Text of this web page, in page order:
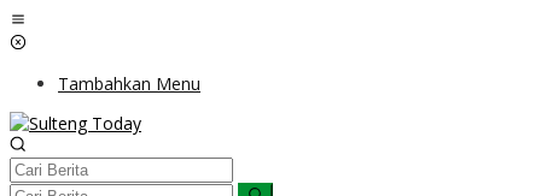
Lewati
ke
Tambahkan Menu